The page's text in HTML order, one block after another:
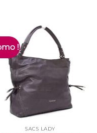
!
SACS LADY